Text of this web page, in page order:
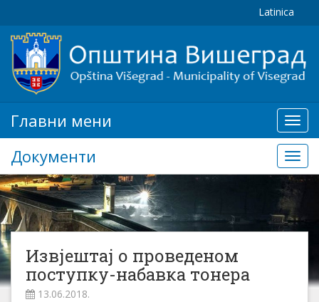
Latinica
мени
Главни мени
Документи
Извјештај о проведеном
поступку-набавка тонера
13.06.2018.